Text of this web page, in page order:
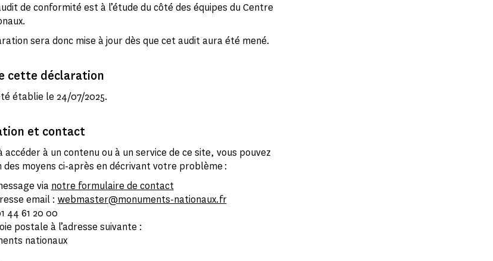
de conformité est à l’étude du côté des équipes du Centre
sera donc mise à jour dès que cet audit aura été mené.
cette déclaration
établie le 24/07/2025.
et contact
accéder à un contenu ou à un service de ce site, vous pouvez
des moyens ci-après en décrivant votre problème :
via notre formulaire de contact
email : webmaster@monuments-nationaux.fr
44 61 20 00
postale à l’adresse suivante :
nationaux